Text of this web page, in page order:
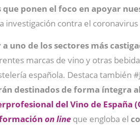
que ponen el foco en apoyar
contra el
uno de los sectores más
marcas de vino y otras
española. Destaca también
destinados de forma íntegra
del Vino de España
on line que engloba el